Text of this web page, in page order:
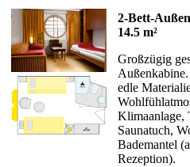
2-Bett-
14.5 m²
Großzügig
edle
Klimaanlage,
Saunatuch,
Bademantel
Rezeption).